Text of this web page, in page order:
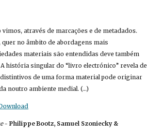
através de marcações e de metadados.
no âmbito de abordagens mais
materiais são entendidas deve também
história singular do “livro electrónico” revela de
de uma forma material pode originar
noutro ambiente medial. (...)
- Philippe Bootz, Samuel Szoniecky &